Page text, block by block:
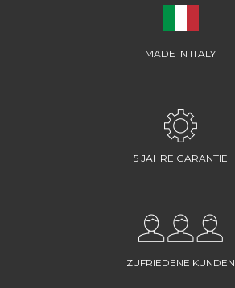
MADE IN ITALY
5 JAHRE GARANTIE
ZUFRIEDENE KUNDEN